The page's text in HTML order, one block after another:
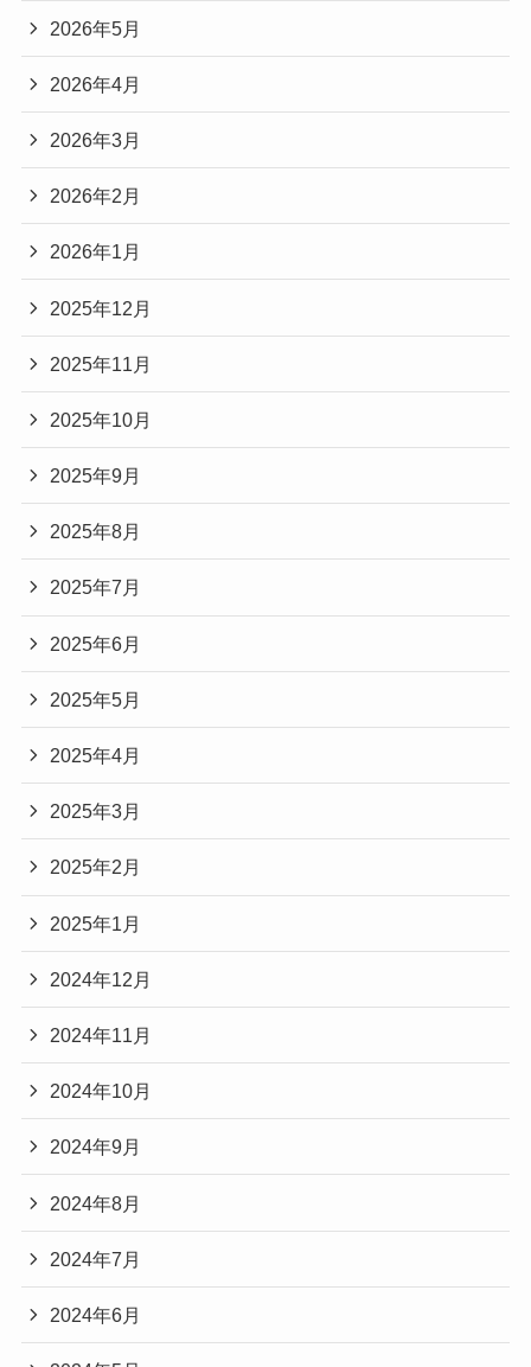
2026年5月
2026年4月
2026年3月
2026年2月
2026年1月
2025年12月
2025年11月
2025年10月
2025年9月
2025年8月
2025年7月
2025年6月
2025年5月
2025年4月
2025年3月
2025年2月
2025年1月
2024年12月
2024年11月
2024年10月
2024年9月
2024年8月
2024年7月
2024年6月